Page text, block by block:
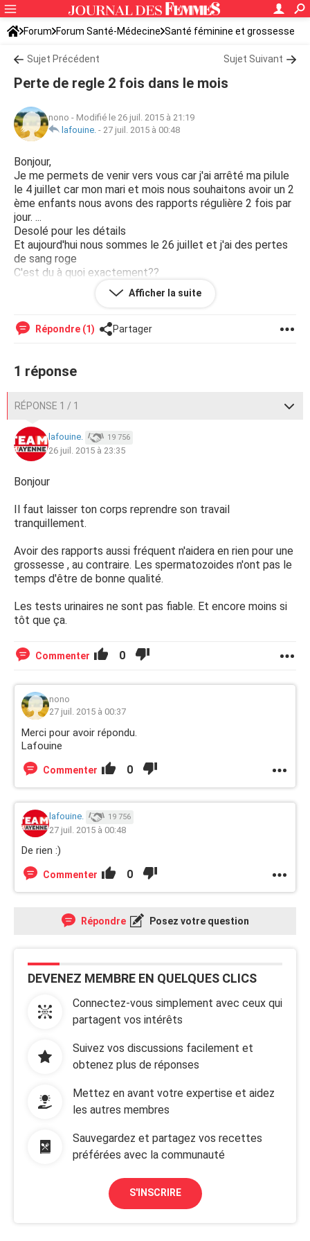
Forum Forum Santé-Médecine Santé féminine et grossesse
Sujet Précédent Sujet Suivant
Perte de regle 2 fois dans le mois
nono - Modifié le 26 juil. 2015 à 21:19
lafouine. - 27 juil. 2015 à 00:48
Bonjour,
Je me permets de venir vers vous car j'ai arrêté ma pilule
le 4 juillet car mon mari et mois nous souhaitons avoir un 2
ème enfants nous avons des rapports régulière 2 fois par
jour. ...
Desolé pour les détails
Et aujourd'hui nous sommes le 26 juillet et j'ai des pertes
de sang roge
C'est du à quoi exactement??
J'ai fait un teste il y a 3 jour il été nagatif
Merci de bien vouloir me répondre
Afficher la suite
Répondre (1) Partager
1 réponse
RÉPONSE 1 / 1
lafouine. 19 756
26 juil. 2015 à 23:35
Bonjour
Il faut laisser ton corps reprendre son travail
tranquillement.
Avoir des rapports aussi fréquent n'aidera en rien pour une
grossesse , au contraire. Les spermatozoides n'ont pas le
temps d'être de bonne qualité.
Les tests urinaires ne sont pas fiable. Et encore moins si
tôt que ça.
Commenter 0
nono
27 juil. 2015 à 00:37
Merci pour avoir répondu.
Lafouine
Commenter 0
lafouine. 19 756
27 juil. 2015 à 00:48
De rien :)
Commenter 0
Répondre Posez votre question
DEVENEZ MEMBRE EN QUELQUES CLICS
Connectez-vous simplement avec ceux qui
partagent vos intérêts
Suivez vos discussions facilement et
obtenez plus de réponses
Mettez en avant votre expertise et aidez
les autres membres
Sauvegardez et partagez vos recettes
préférées avec la communauté
S'INSCRIRE